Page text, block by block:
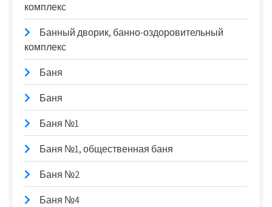
комплекс
Банный дворик, банно-оздоровительный
комплекс
Баня
Баня
Баня №1
Баня №1, общественная баня
Баня №2
Баня №4